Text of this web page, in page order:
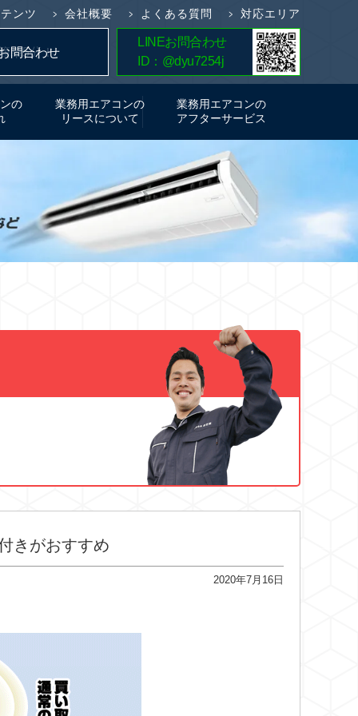
ンツ 会社概要 よくある質問 対応エリア
単5分！
見積り
問合わせ
LINEお問合わせ
ID：@dyu7254j
の
業務用エアコンの
リースについて
業務用エアコンの
アフターサービス
きがおすすめ
2020年7月16日